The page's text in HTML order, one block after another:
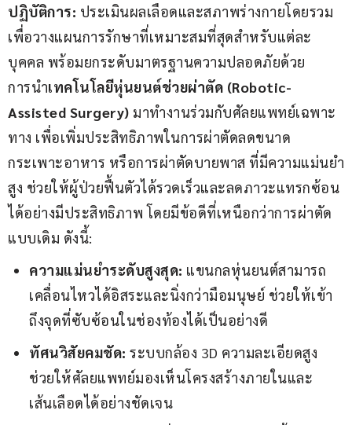
ปฏิบัติการ: ประเมินผลเลือดและสภาพร่างกายโดยรวม
เพื่อวางแผนการรักษาที่เหมาะสมที่สุดสำหรับแต่ละ
บุคคล พร้อมยกระดับมาตรฐานความปลอดภัยด้วย
การนำเทคโนโลยีหุ่นยนต์ช่วยผ่าตัด (Robotic-
Assisted Surgery) มาทำงานร่วมกับศัลยแพทย์เฉพาะ
ทาง เพื่อเพิ่มประสิทธิภาพในการผ่าตัดลดขนาด
กระเพาะอาหาร หรือการผ่าตัดบายพาส ที่มีความแม่นยำ
สูง ช่วยให้ผู้ป่วยฟื้นตัวได้รวดเร็วและลดภาวะแทรกซ้อน
ได้อย่างมีประสิทธิภาพ โดยมีข้อดีที่เหนือกว่าการผ่าตัด
แบบเดิม ดังนี้:
ความแม่นยำระดับสูงสุด: แขนกลหุ่นยนต์สามารถ
เคลื่อนไหวได้อิสระและนิ่งกว่ามือมนุษย์ ช่วยให้เข้า
ถึงจุดที่ซับซ้อนในช่องท้องได้เป็นอย่างดี
ทัศนวิสัยคมชัด: ระบบกล้อง 3D ความละเอียดสูง
ช่วยให้ศัลยแพทย์มองเห็นโครงสร้างภายในและ
เส้นเลือดได้อย่างชัดเจน